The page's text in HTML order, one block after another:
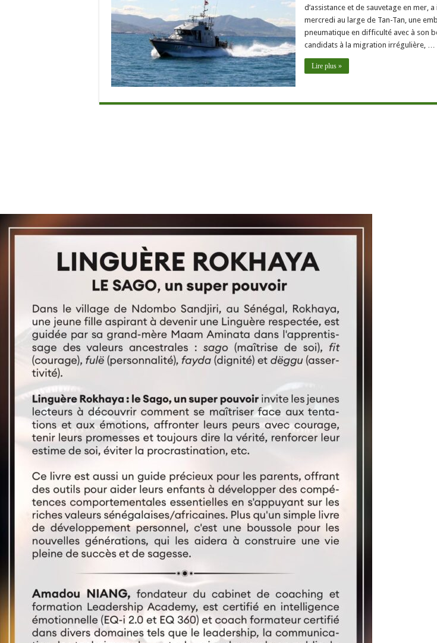
d’assistance et de sauvetage en mer,
mercredi au large de Tan-Tan, une
pneumatique en difficulté avec à son
candidats à la migration irrégulière, …
Lire plus »